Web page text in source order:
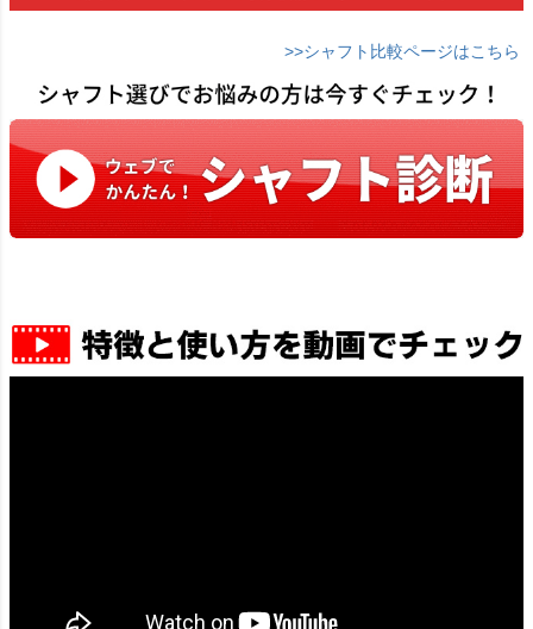
>>シャフト比較ページはこちら